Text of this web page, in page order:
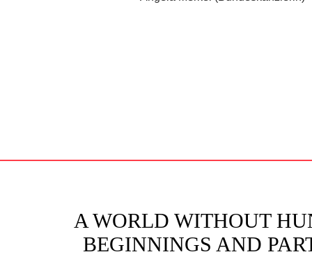
A WORLD WITHOUT
BEGINNINGS AND